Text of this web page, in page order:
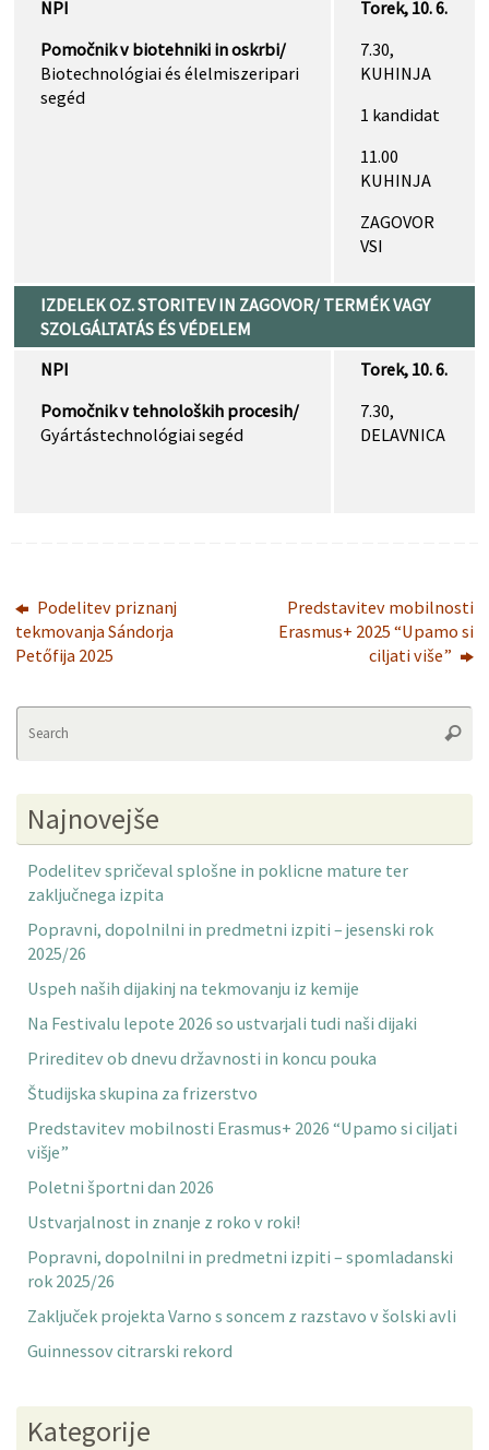
NPI
Pomočnik v biotehniki in oskrbi/
Biotechnológiai és élelmiszeripari
segéd
Torek, 10. 6.
7.30,
KUHINJA
1 kandidat
11.00
KUHINJA
ZAGOVOR
VSI
IZDELEK OZ. STORITEV IN ZAGOVOR/ TERMÉK VAGY
SZOLGÁLTATÁS ÉS VÉDELEM
NPI
Pomočnik v tehnoloških procesih/
Gyártástechnológiai segéd
Torek, 10. 6.
7.30,
DELAVNICA
Podelitev priznanj
tekmovanja Sándorja
Petőfija 2025
Predstavitev mobilnosti
Erasmus+ 2025 “Upamo si
ciljati više”
Najnovejše
Podelitev spričeval splošne in poklicne mature ter
zaključnega izpita
Popravni, dopolnilni in predmetni izpiti – jesenski rok
2025/26
Uspeh naših dijakinj na tekmovanju iz kemije
Na Festivalu lepote 2026 so ustvarjali tudi naši dijaki
Prireditev ob dnevu državnosti in koncu pouka
Študijska skupina za frizerstvo
Predstavitev mobilnosti Erasmus+ 2026 “Upamo si ciljati
višje”
Poletni športni dan 2026
Ustvarjalnost in znanje z roko v roki!
Popravni, dopolnilni in predmetni izpiti – spomladanski
rok 2025/26
Zaključek projekta Varno s soncem z razstavo v šolski avli
Guinnessov citrarski rekord
Kategorije